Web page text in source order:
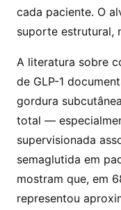
cada paciente. O
suporte estrutural,
A literatura sobre
de GLP-1
gordura
total —
supervisionada
semaglutida em
mostram que, em
representou